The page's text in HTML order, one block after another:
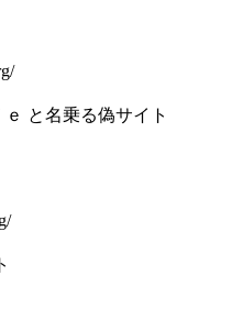
と名乗る偽サイト